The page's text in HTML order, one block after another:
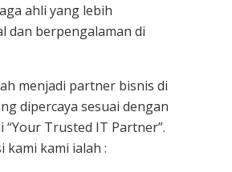
ahli yang lebih
dan berpengalaman di
menjadi partner bisnis di
dipercaya sesuai dengan
“Your Trusted IT Partner”.
kami kami ialah :